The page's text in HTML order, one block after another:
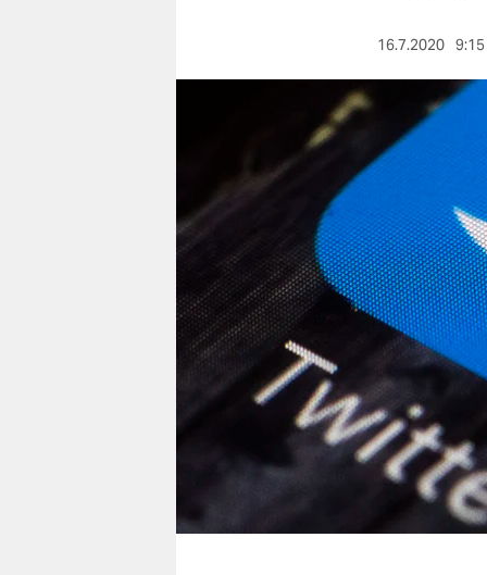
wahrheit
verlag
verlag
veranstaltungen
shop
fragen & hilfe
unterstützen
genossenschaft
16.7.2020